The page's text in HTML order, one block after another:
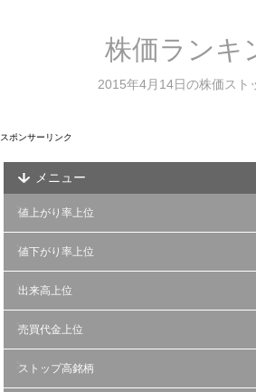
株価ランキ
2015年4月14日の株価スト
スポンサーリンク
メニュー
値上がり率上位
値下がり率上位
出来高上位
売買代金上位
ストップ高銘柄